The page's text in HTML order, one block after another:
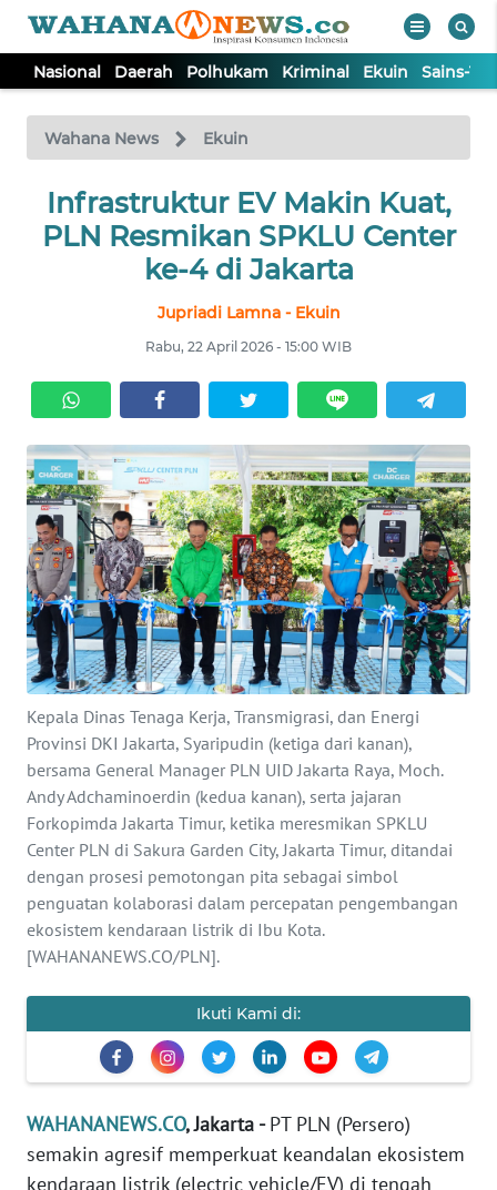
Nasional Daerah Polhukam Kriminal Ekuin Sains-
Wahana News Ekuin
Infrastruktur EV Makin Kuat,
PLN Resmikan SPKLU Center
ke-4 di Jakarta
Jupriadi Lamna - Ekuin
Rabu, 22 April 2026 - 15:00 WIB
Kepala Dinas Tenaga Kerja, Transmigrasi, dan Energi
Provinsi DKI Jakarta, Syaripudin (ketiga dari kanan),
bersama General Manager PLN UID Jakarta Raya, Moch.
Andy Adchaminoerdin (kedua kanan), serta jajaran
Forkopimda Jakarta Timur, ketika meresmikan SPKLU
Center PLN di Sakura Garden City, Jakarta Timur, ditandai
dengan prosesi pemotongan pita sebagai simbol
penguatan kolaborasi dalam percepatan pengembangan
ekosistem kendaraan listrik di Ibu Kota.
[WAHANANEWS.CO/PLN].
Ikuti Kami di:
WAHANANEWS.CO, Jakarta -PT PLN (Persero)
semakin agresif memperkuat keandalan ekosistem
kendaraan listrik (electric vehicle/EV) di tengah
TV
Tutup
NASIONAL
KRIMINAL
EKUIN
SAINS-TEKNO
KESEHATAN
INTERNASIONAL
SERBA-SERBI
PENDIDIKAN
OLAHRAGA
OPINI
EDITORIAL
Informasi
KONTAK
KAMI